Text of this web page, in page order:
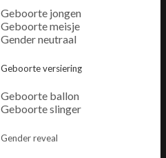
Geboorte jongen
Geboorte meisje
Gender neutraal
Geboorte versiering
Geboorte ballon
Geboorte slinger
Gender reveal